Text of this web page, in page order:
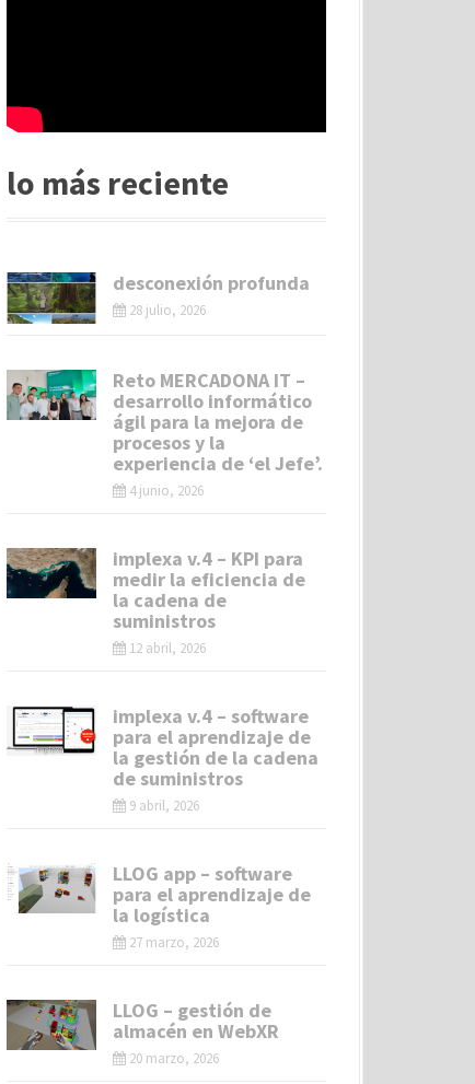
lo más reciente
desconexión profunda
28 julio, 2026
Reto MERCADONA IT –
desarrollo informático
ágil para la mejora de
procesos y la
experiencia de ‘el Jefe’.
4 junio, 2026
implexa v.4 – KPI para
medir la eficiencia de
la cadena de
suministros
12 abril, 2026
implexa v.4 – software
para el aprendizaje de
la gestión de la cadena
de suministros
9 abril, 2026
LLOG app – software
para el aprendizaje de
la logística
27 marzo, 2026
LLOG – gestión de
almacén en WebXR
20 marzo, 2026